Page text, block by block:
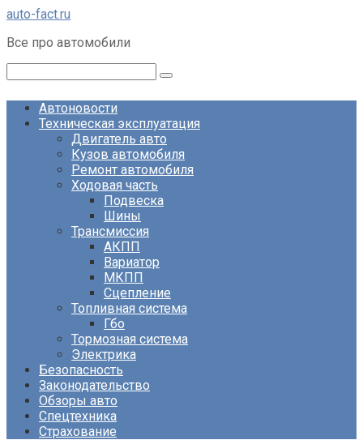
Перейти
контенту
auto-fact.ru
Все про автомобили
Автоновости
Техническая эксплуатация
Двигатель авто
Кузов автомобиля
Ремонт автомобиля
Ходовая часть
Подвеска
Шины
Трансмиссия
АКПП
Вариатор
МКПП
Сцепление
Топливная система
Гбо
Тормозная система
Электрика
Безопасность
Законодательство
Обзоры авто
Спецтехника
Страхование